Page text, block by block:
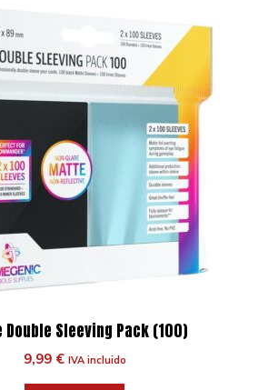
Sleeving Pack (100)
9,99 € IVA incluido